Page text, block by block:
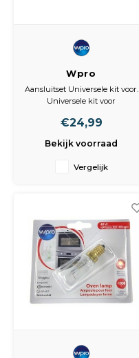
Wpro
Waterfilterslang
UKT002
koelkast
Aansluitset Universele kit voor.
Universele kit voor
by side).
6mm. , wartelmoeren 5/16" -
mm) en (6mm - 6mm)
€24,99
Bekijk voorraad
Vergelijk